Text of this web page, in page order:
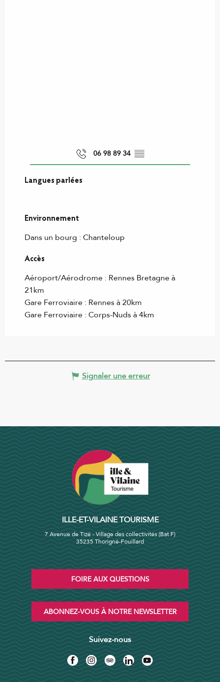
06 98 89 34 ▒▒
Langues parlées
Langues parlées
Environnement
Environnement
Dans un bourg : Chanteloup
Accès
Accès
Aéroport/Aérodrome : Rennes Bretagne à
21km
Gare Ferroviaire : Rennes à 20km
Gare Ferroviaire : Corps-Nuds à 4km
Signaler une erreur
ILLE-ET-VILAINE TOURISME
7 Avenue de Tizé - Village des collectivités (Bat F)
35235 Thorigné-Fouillard
FOIRE AUX QUESTIONS
ABONNEZ-VOUS À NOTRE NEWSLETTER
Suivez-nous